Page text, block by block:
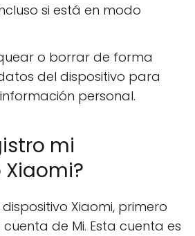
si está en modo
o borrar de forma
del dispositivo para
personal.
mi
Xiaomi, primero
de Mi. Esta cuenta es